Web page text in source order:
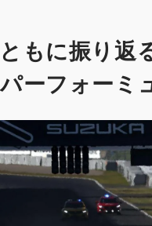
ともに振り
ーフォーミ